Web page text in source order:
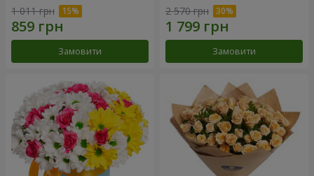
1 011 грн
Замовити
2 570 грн
Замовити